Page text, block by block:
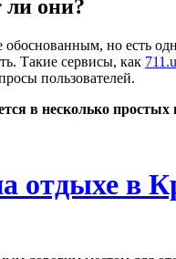
они?
но есть
Такие сервисы, как
пользователей.
в несколько
отдыхе в